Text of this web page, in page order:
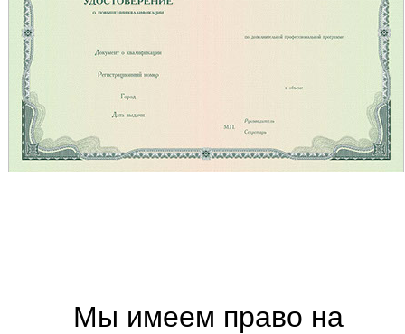
Мы имеем право на